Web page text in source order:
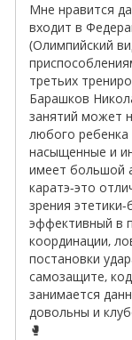
Мне нравится
входит в
(Олимпийский
третьих
Барашков
занятий может
любого ребенка
насыщенные и
имеет большой
каратэ-это
зрения
эффективный в
координации,
постановки
самозащите,
занимается
довольны и
🥊